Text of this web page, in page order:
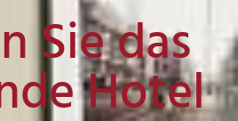
Sie das
Hotel